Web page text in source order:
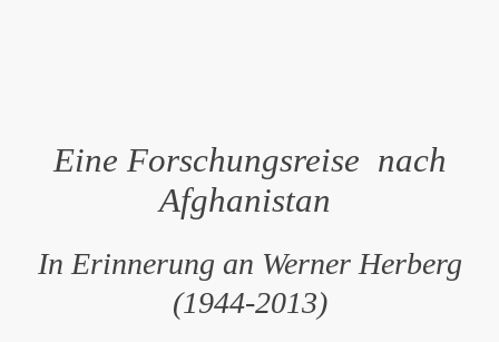
Eine Forschungsreise nach
Afghanistan
In Erinnerung an Werner Herberg
(1944-2013)